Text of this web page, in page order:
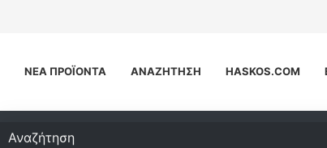
ΝΈΑ ΠΡΟΪΌΝΤΑ ΑΝΑΖΉΤΗΣΗ HASKOS.COM
Αναζήτηση